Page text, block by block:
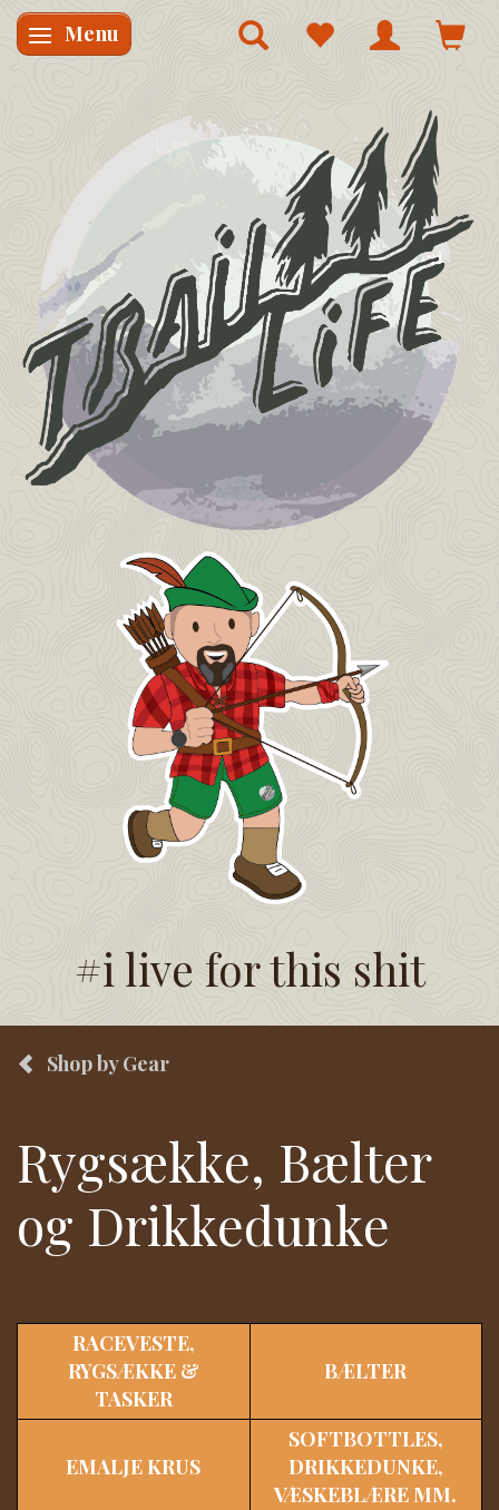
Skifte navigation
Menu
#i live for this shit
Shop by Gear
Rygsække, Bælter
og Drikkedunke
RACEVESTE,
RYGSÆKKE &
TASKER
BÆLTER
EMALJE KRUS
SOFTBOTTLES,
DRIKKEDUNKE,
VÆSKEBLÆRE MM.